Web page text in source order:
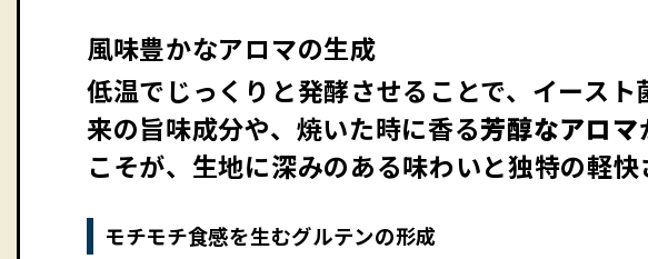
風味豊かなアロマの生成
低温でじっくりと発酵させることで、イース
来の旨味成分や、焼いた時に香る芳醇なアロマ
こそが、生地に深みのある味わいと独特の軽快
モチモチ食感を生むグルテンの形成